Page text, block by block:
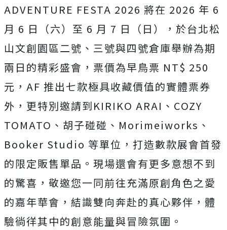
ADVENTURE FESTA 2026 將在 2026 年 6
月 6 日（六）至 6 月 7 日（日），於台北松
山文創園區二號、 三號與四號倉庫舉辦為期
兩日的精彩盛會，票價為早鳥票 NT$ 250
元，AF 推出七款極具收藏價值的實體票券
外，更特別邀請到KIRIKO ARAI、COZY
TOMATO、胡子碰碰、Morimeiworks、
Booker Studio 等單位，打造數款展會首發
的限定販售單品。 現場還會有更多意想不到
的驚喜， 敬邀您一同前往充滿原創角色之愛
的嘉年華會， 結識雙向奔赴的真心夥伴，體
驗徜徉其中的創意能量與冒險氛圍。